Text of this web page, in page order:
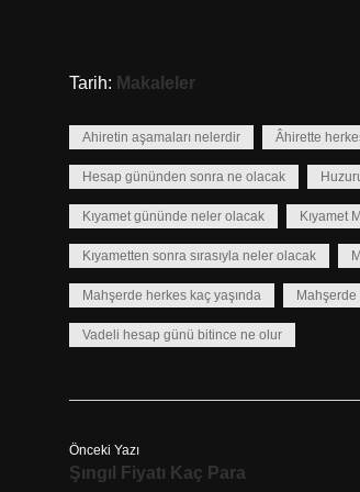
Tarih: Makaleler
Ahiretin aşamaları nelerdir Âhirette
Hesap gününden sonra ne olacak
Kıyamet gününde neler olacak Kıyamet
Kıyametten sonra sırasıyla neler olacak
Mahşerde herkes kaç yaşında Mahşerde
Vadeli hesap günü bitince ne olur
Önceki Yazı
Şıngıl Fiyatı Kaç Para